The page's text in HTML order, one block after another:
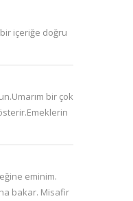
içeriğe doğru
bir çok
eminim.
bakar. Misafir